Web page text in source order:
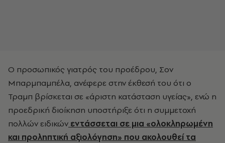
Ο προσωπικός γιατρός του προέδρου, Σον
Μπαρμπαμπέλα, ανέφερε στην έκθεσή του ότι ο
Τραμπ βρίσκεται σε «άριστη κατάσταση υγείας», ενώ η
προεδρική διοίκηση υποστήριξε ότι η συμμετοχή
πολλών ειδικών εντάσσεται σε μια «ολοκληρωμένη
και προληπτική αξιολόγηση» που ακολουθεί τα